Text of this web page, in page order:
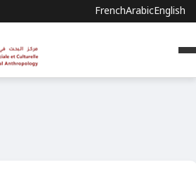
FrenchArabicEnglish